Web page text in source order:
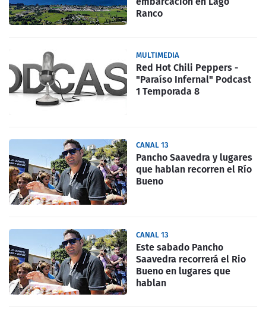
Ranco
MULTIMEDIA
Red Hot Chili Peppers -
"Paraíso Infernal" Podcast
1 Temporada 8
CANAL 13
Pancho Saavedra y lugares
que hablan recorren el Río
Bueno
CANAL 13
Este sabado Pancho
Saavedra recorrerá el Rio
Bueno en lugares que
hablan